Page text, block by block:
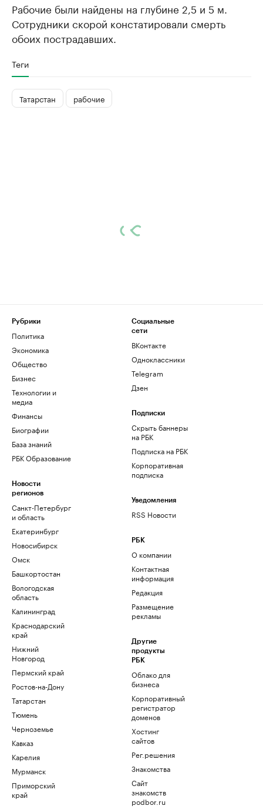
Рабочие были найдены на глубине 2,5 и 5 м.
Сотрудники скорой констатировали смерть
обоих пострадавших.
Теги
Татарстан рабочие
Рубрики
Политика
Экономика
Общество
Бизнес
Технологии и
медиа
Финансы
Биографии
База знаний
РБК Образование
Новости
регионов
Санкт-Петербург
и область
Екатеринбург
Новосибирск
Омск
Башкортостан
Вологодская
область
Калининград
Краснодарский
край
Нижний
Новгород
Пермский край
Ростов-на-Дону
Татарстан
Тюмень
Черноземье
Кавказ
Карелия
Мурманск
Приморский
край
Социальные
сети
ВКонтакте
Одноклассники
Telegram
Дзен
Подписки
Скрыть баннеры
на РБК
Подписка на РБК
Корпоративная
подписка
Уведомления
RSS Новости
РБК
О компании
Контактная
информация
Редакция
Размещение
рекламы
Другие
продукты
РБК
Облако для
бизнеса
Корпоративный
регистратор
доменов
Хостинг
сайтов
Рег.решения
Знакомства
Сайт
знакомств
podbor.ru